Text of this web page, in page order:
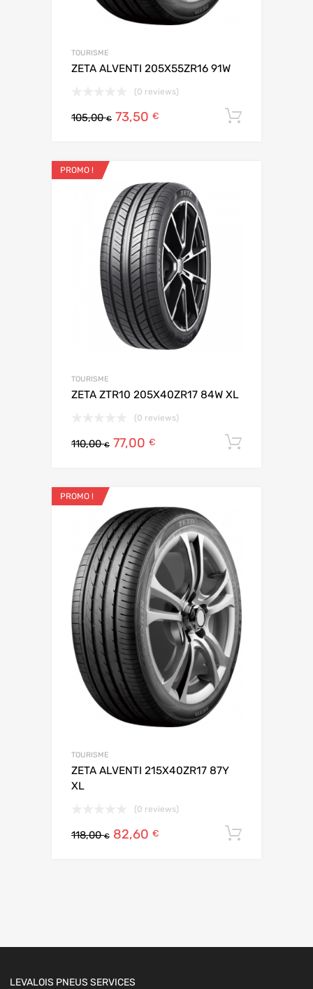
TOURISME
ZETA ALVENTI 205X55ZR16 91W
(0 reviews)
105,00€ 73,50 €
PROMO !
TOURISME
ZETA ZTR10 205X40ZR17 84W XL
(0 reviews)
110,00€ 77,00 €
PROMO !
TOURISME
ZETA ALVENTI 215X40ZR17 87Y
XL
(0 reviews)
118,00€ 82,60 €
LEVALOIS PNEUS SERVICES